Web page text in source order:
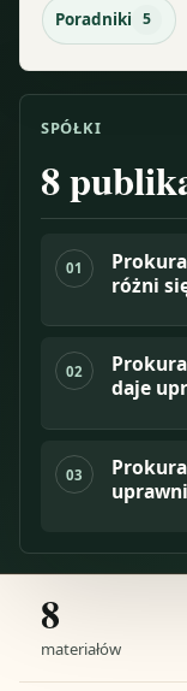
Poradniki 5
SPÓŁKI
8
01
różni
02
daje
03
8
materiałów